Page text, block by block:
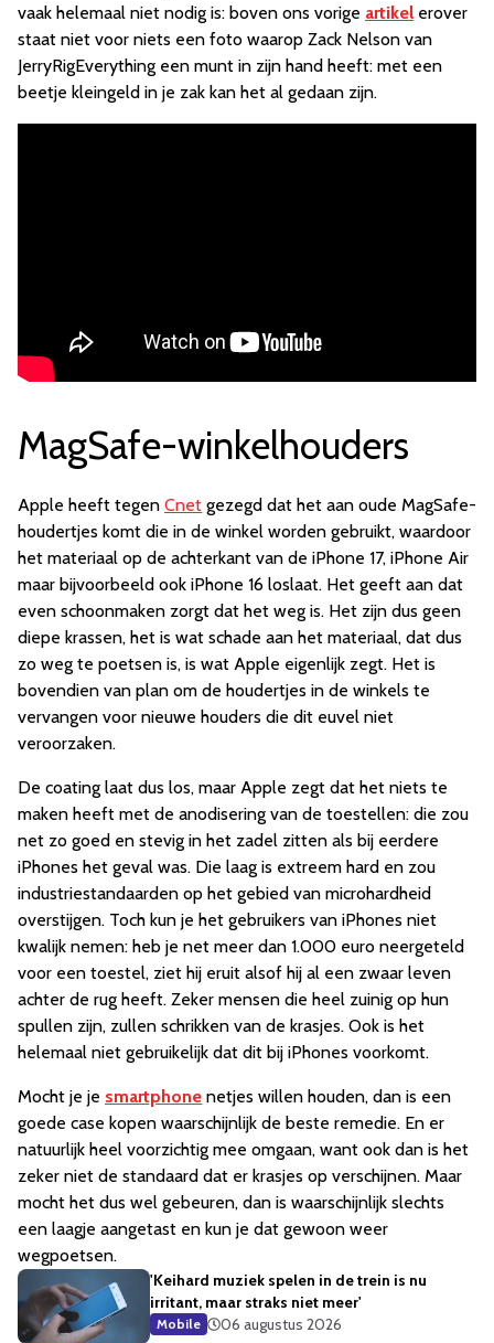
vaak helemaal niet nodig is: boven ons vorige artikel erover
staat niet voor niets een foto waarop Zack Nelson van
JerryRigEverything een munt in zijn hand heeft: met een
beetje kleingeld in je zak kan het al gedaan zijn.
MagSafe-winkelhouders
Apple heeft tegen Cnet gezegd dat het aan oude MagSafe-
houdertjes komt die in de winkel worden gebruikt, waardoor
het materiaal op de achterkant van de iPhone 17, iPhone Air
maar bijvoorbeeld ook iPhone 16 loslaat. Het geeft aan dat
even schoonmaken zorgt dat het weg is. Het zijn dus geen
diepe krassen, het is wat schade aan het materiaal, dat dus
zo weg te poetsen is, is wat Apple eigenlijk zegt. Het is
bovendien van plan om de houdertjes in de winkels te
vervangen voor nieuwe houders die dit euvel niet
veroorzaken.
De coating laat dus los, maar Apple zegt dat het niets te
maken heeft met de anodisering van de toestellen: die zou
net zo goed en stevig in het zadel zitten als bij eerdere
iPhones het geval was. Die laag is extreem hard en zou
industriestandaarden op het gebied van microhardheid
overstijgen. Toch kun je het gebruikers van iPhones niet
kwalijk nemen: heb je net meer dan 1.000 euro neergeteld
voor een toestel, ziet hij eruit alsof hij al een zwaar leven
achter de rug heeft. Zeker mensen die heel zuinig op hun
spullen zijn, zullen schrikken van de krasjes. Ook is het
helemaal niet gebruikelijk dat dit bij iPhones voorkomt.
Mocht je je smartphone netjes willen houden, dan is een
goede case kopen waarschijnlijk de beste remedie. En er
natuurlijk heel voorzichtig mee omgaan, want ook dan is het
zeker niet de standaard dat er krasjes op verschijnen. Maar
mocht het dus wel gebeuren, dan is waarschijnlijk slechts
een laagje aangetast en kun je dat gewoon weer
wegpoetsen.
'Keihard muziek spelen in de trein is nu
irritant, maar straks niet meer'
Mobile
06 augustus 2026